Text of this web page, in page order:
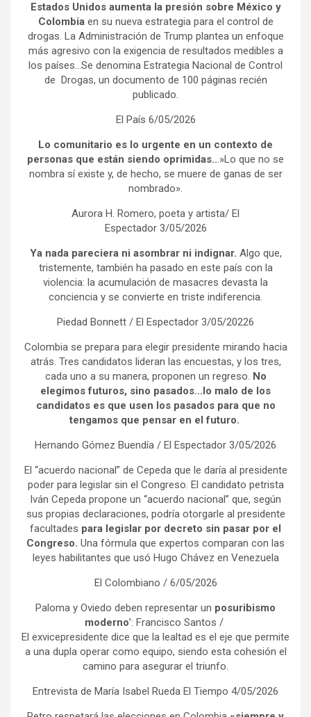
Estados Unidos aumenta la presión sobre México y
Colombiaen su nueva estrategia para el control de
drogas. La Administración de Trump plantea un enfoque
más agresivo con la exigencia de resultados medibles a
los países…Se denomina Estrategia Nacional de Control
de Drogas, un documento de 100 páginas recién
publicado.
El País 6/05/2026
Lo comunitario es lo urgente en un contexto de
personas que están siendo oprimidas...»Lo que no se
nombra sí existe y, de hecho, se muere de ganas de ser
nombrado».
Aurora H. Romero, poeta y artista/ El
Espectador 3/05/2026
Ya nada pareciera ni asombrar ni indignar. Algo que,
tristemente, también ha pasado en este país con la
violencia: la acumulación de masacres devasta la
conciencia y se convierte en triste indiferencia.
Piedad Bonnett / El Espectador 3/05/20226
Colombia se prepara para elegir presidente mirando hacia
atrás. Tres candidatos lideran las encuestas, y los tres,
cada uno a su manera, proponen un regreso. No
elegimos futuros, sino pasados…lo malo de los
candidatos es que usen los pasados para que no
tengamos que pensar en el futuro.
Hernando Gómez Buendía / El Espectador 3/05/2026
El “acuerdo nacional” de Cepeda que le daría al presidente
poder para legislar sin el Congreso. El candidato petrista
Iván Cepeda propone un “acuerdo nacional” que, según
sus propias declaraciones, podría otorgarle al presidente
facultades para legislar por decreto sin pasar por el
Congreso. Una fórmula que expertos comparan con las
leyes habilitantes que usó Hugo Chávez en Venezuela
El Colombiano / 6/05/2026
Paloma y Oviedo deben representar un posuribismo
moderno’: Francisco Santos /
El exvicepresidente dice que la lealtad es el eje que permite
a una dupla operar como equipo, siendo esta cohesión el
camino para asegurar el triunfo.
Entrevista de María Isabel Rueda El Tiempo 4/05/2026